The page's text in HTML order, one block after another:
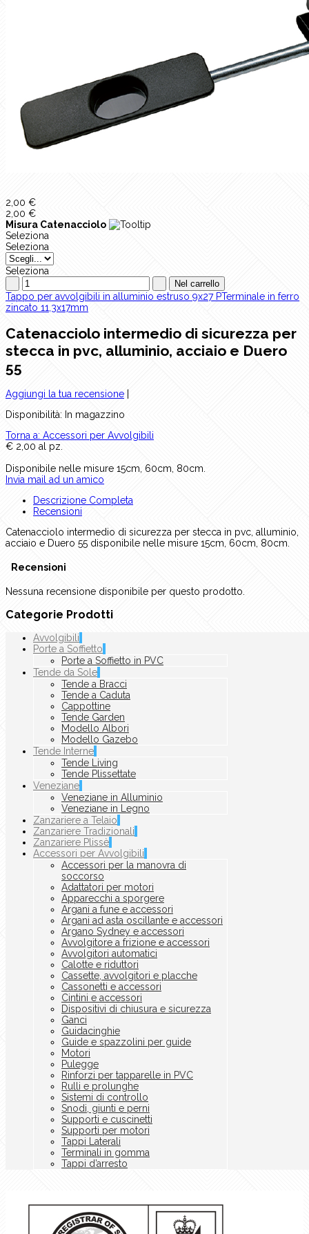
2,00 €
2,00 €
Misura Catenacciolo
Seleziona
Seleziona
Seleziona
Tappo per avvolgibili in alluminio estruso 9x27 PTerminale in ferro
zincato 11,3x17mm
Catenacciolo intermedio di sicurezza per
stecca in pvc, alluminio, acciaio e Duero
55
Aggiungi la tua recensione
Disponibilità: In magazzino
Torna a: Accessori per Avvolgibili
€ 2,00 al pz.
Disponibile nelle misure 15cm, 60cm, 80cm.
Invia mail ad un amico
Descrizione Completa
Recensioni
Catenacciolo intermedio di sicurezza per stecca in pvc, alluminio,
acciaio e Duero 55 disponibile nelle misure 15cm, 60cm, 80cm.
Recensioni
Nessuna recensione disponibile per questo prodotto.
Categorie Prodotti
Avvolgibili
Porte a Soffietto
Porte a Soffietto in PVC
Tende da Sole
Tende a Bracci
Tende a Caduta
Cappottine
Tende Garden
Modello Albori
Modello Gazebo
Tende Interne
Tende Living
Tende Plissettate
Veneziane
Veneziane in Alluminio
Veneziane in Legno
Zanzariere a Telaio
Zanzariere Tradizionali
Zanzariere Plissè
Accessori per Avvolgibili
Accessori per la manovra di
soccorso
Adattatori per motori
Apparecchi a sporgere
Argani a fune e accessori
Argani ad asta oscillante e accessori
Argano Sydney e accessori
Avvolgitore a frizione e accessori
Avvolgitori automatici
Calotte e riduttori
Cassette, avvolgitori e placche
Cassonetti e accessori
Cintini e accessori
Dispositivi di chiusura e sicurezza
Ganci
Guidacinghie
Guide e spazzolini per guide
Motori
Pulegge
Rinforzi per tapparelle in PVC
Rulli e prolunghe
Sistemi di controllo
Snodi, giunti e perni
Supporti e cuscinetti
Supporti per motori
Tappi Laterali
Terminali in gomma
Tappi d’arresto